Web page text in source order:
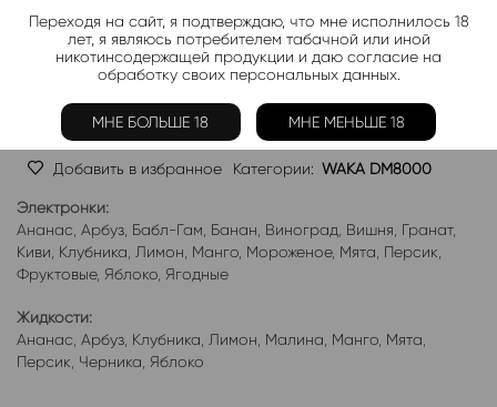
Telegram-канал 2000+
Актуальные новинки и акции каждые день!
Добавить в избранное Категории: WAKA DM8000
Электронки:
Ананас Арбуз Бабл-Гам Банан Виноград Вишня Гранат,
Киви Клубника Лимон Манго Мороженое, Мята Персик
Фруктовые, Яблоко Ягодные
Жидкости:
Ананас Арбуз Клубника Лимон Малина Манго Мята
Персик Черника Яблоко
Переходя на сайт, я подтверждаю, что мне исполнилось 18
лет, я являюсь потребителем табачной или иной
никотинсодержащей продукции и даю согласие на
обработку своих персональных данных.
МНЕ БОЛЬШЕ 18 МНЕ МЕНЬШЕ 18